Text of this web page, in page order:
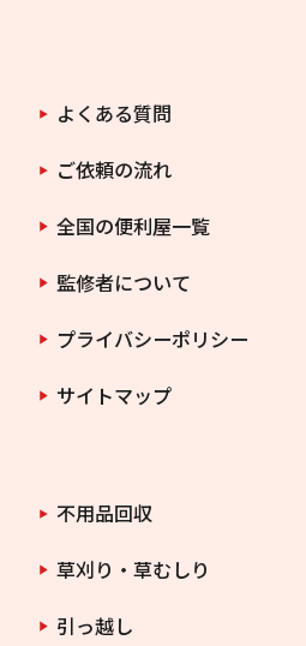
よくある質問
ご依頼の流れ
全国の便利屋一覧
監修者について
プライバシーポリシー
サイトマップ
不用品回収
草刈り・草むしり
引っ越し